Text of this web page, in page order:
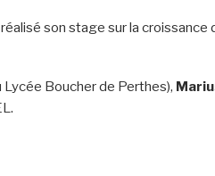
son stage sur la
Lycée Boucher de Perthes),